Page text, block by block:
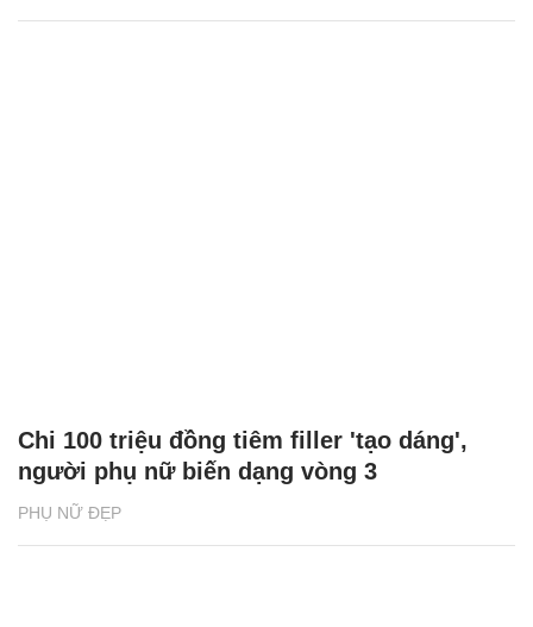
PHỤ NỮ ĐẸP
Chi 100 triệu đồng tiêm filler 'tạo dáng',
người phụ nữ biến dạng vòng 3